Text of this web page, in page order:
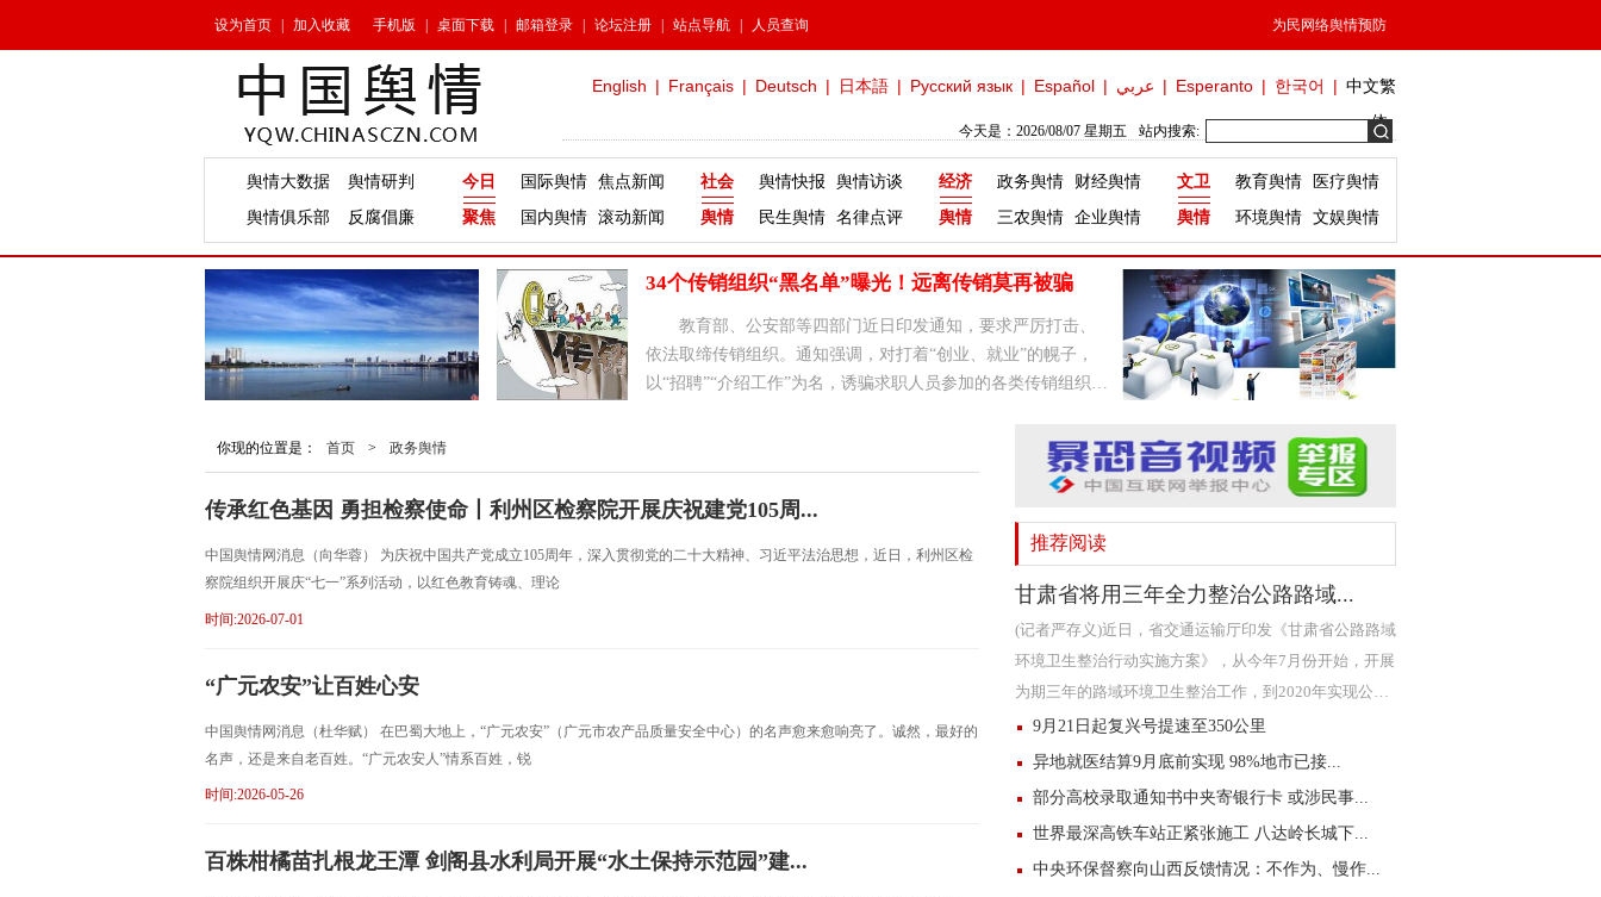
为民网络舆情预防
设为首页 加入收藏 手机版 桌面下载 邮箱登录 论坛注册 站点导航 人员查询
English | Français | Deutsch | 日本語 | Русский язык | Español | عربي | Esperanto | 한국어 | 中文繁
体
今天是：2026/08/07 星期五 站内搜索:
舆情大数据
舆情研判
舆情俱乐部
反腐倡廉
今日
聚焦
国际舆情
焦点新闻
国内舆情
滚动新闻
社会
舆情
舆情快报
舆情访谈
民生舆情
名律点评
经济
舆情
政务舆情
财经舆情
三农舆情
企业舆情
文卫
舆情
教育舆情
医疗舆情
环境舆情
文娱舆情
34个传销组织“黑名单”曝光！远离传销莫再被骗
教育部、公安部等四部门近日印发通知，要求严厉打击、
依法取缔传销组织。通知强调，对打着“创业、就业”的幌子，
以“招聘”“介绍工作”为名，诱骗求职人员参加的各类传销组织，
推荐阅读
甘肃省将用三年全力整治公路路域...
(记者严存义)近日，省交通运输厅印发《甘肃省公路路域
环境卫生整治行动实施方案》，从今年7月份开始，开展
为期三年的路域环境卫生整治工作，到2020年实现公路
沿线视野内无垃
9月21日起复兴号提速至350公里
异地就医结算9月底前实现 98%地市已接...
部分高校录取通知书中夹寄银行卡 或涉民事...
世界最深高铁车站正紧张施工 八达岭长城下...
中央环保督察向山西反馈情况：不作为、慢作...
你现的位置是： 首页 > 政务舆情
传承红色基因 勇担检察使命丨利州区检察院开展庆祝建党105周...
中国舆情网消息（向华蓉） 为庆祝中国共产党成立105周年，深入贯彻党的二十大精神、习近平法治思想，近日，利州区检
察院组织开展庆“七一”系列活动，以红色教育铸魂、理论
时间:2026-07-01
“广元农安”让百姓心安
中国舆情网消息（杜华赋） 在巴蜀大地上，“广元农安”（广元市农产品质量安全中心）的名声愈来愈响亮了。诚然，最好的
名声，还是来自老百姓。“广元农安人”情系百姓，锐
时间:2026-05-26
百株柑橘苗扎根龙王潭 剑阁县水利局开展“水土保持示范园”建...